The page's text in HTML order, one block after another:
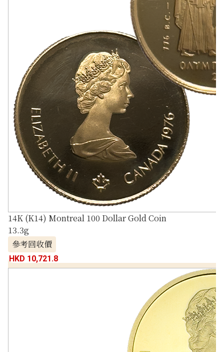
14K (K14) Montreal 100 Dollar Gold Coin
13.3g
參考回收價
HKD 10,721.8